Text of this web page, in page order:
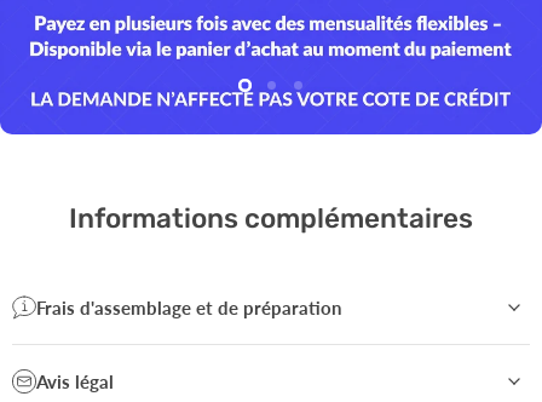
Diapositive
Diapositive
Diapositive
Informations complémentaires
Frais d'assemblage et de préparation
Avis légal